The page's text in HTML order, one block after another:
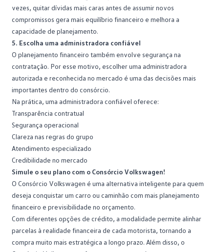
vezes, quitar dívidas mais caras antes de assumir novos
compromissos gera mais equilíbrio financeiro e melhora a
capacidade de planejamento.
5. Escolha uma administradora confiável
O planejamento financeiro também envolve segurança na
contratação. Por esse motivo, escolher uma administradora
autorizada e reconhecida no mercado é uma das decisões mais
importantes dentro do consórcio.
Na prática, uma administradora confiável oferece:
Transparência contratual
Segurança operacional
Clareza nas regras do grupo
Atendimento especializado
Credibilidade no mercado
Simule o seu plano com o Consórcio Volkswagen!
O Consórcio Volkswagen é uma alternativa inteligente para quem
deseja conquistar um carro ou caminhão com mais planejamento
financeiro e previsibilidade no orçamento.
Com diferentes opções de crédito, a modalidade permite alinhar
parcelas à realidade financeira de cada motorista, tornando a
compra muito mais estratégica a longo prazo. Além disso, o